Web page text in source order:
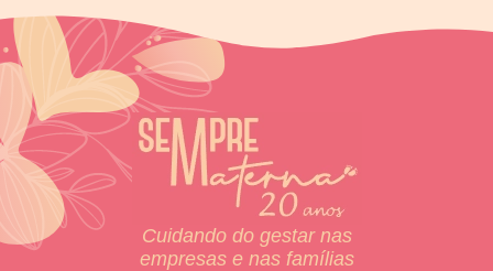
Cuidando do gestar nas
empresas e nas famílias